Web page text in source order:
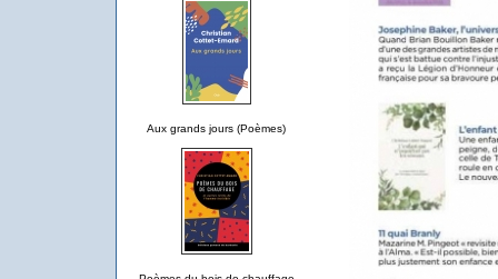
Aux grands jours (Poèmes)